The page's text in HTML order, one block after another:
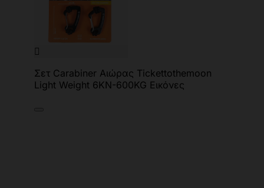

Σετ Carabiner Αιώρας Tickettothemoon
Light Weight 6KN-600KG Εικόνες